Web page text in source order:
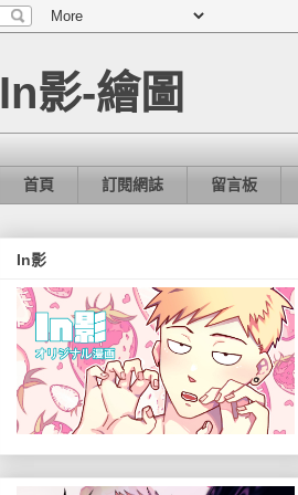
In影-繪圖
首頁 訂閱網誌 留言板
In影